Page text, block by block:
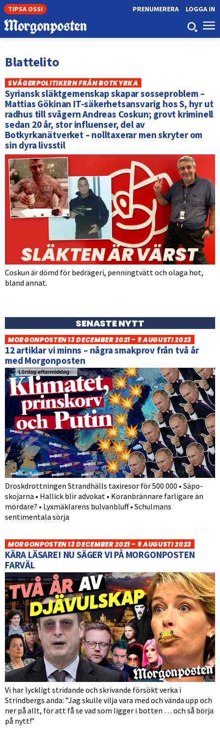
TIPSA OSS! LOGGA IN
PRENUMERERA
Blattelito
SVÅGERPOLITIKERN FRÅN BOTKYRKA
Syriansk släktgemenskap skapar sosseproblem –
Mattias Gökinan IT-säkerhetsansvarig hos S, hyr ut
radhus till svågern Andreas Coskun; grovt kriminell
sedan 20 år, stor influenser, del av
Botkyrkanätverket – nolltaxerar men skryter om
sin dyra livsstil
Coskun är dömd för bedrägeri, penningtvätt och olaga hot,
bland annat.
SENASTE NYTT
MORGONPOSTEN 13 DECEMBER 2021 – 9 AUGUSTI 2023
12 artiklar vi minns – några smakprov från två år
med Morgonposten
Droskdrottningen Strandhälls taxiresor för 500 000 • Säpo-
skojarna • Hallick blir advokat • Koranbrännare farligare än
mördare? • Lyxmäklarens bulvanbluff • Schulmans
sentimentala sörja
MORGONPOSTEN 13 DECEMBER 2021 – 9 AUGUSTI 2023
KÄRA LÄSARE! NU SÄGER VI PÅ MORGONPOSTEN
FARVÄL
Vi har lyckligt stridande och skrivande försökt verka i
Strindbergs anda: ”Jag skulle vilja vara med och vända upp och
ner på allt, för att få se vad som ligger i botten … och så börja
på nytt!”